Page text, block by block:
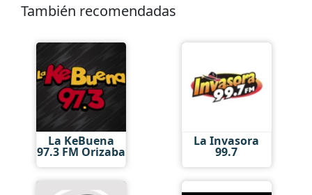
También recomendadas
La KeBuena
97.3 FM Orizaba
La Invasora
99.7